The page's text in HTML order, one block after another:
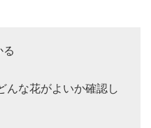
んな花がよいか確認し